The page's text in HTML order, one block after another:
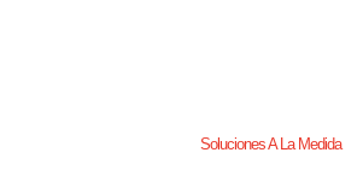
Soluciones A La Medida